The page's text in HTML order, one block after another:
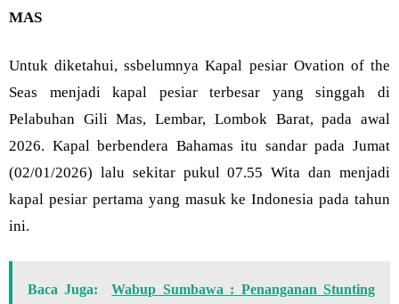
MAS
Untuk diketahui, ssbelumnya Kapal pesiar Ovation of the
Seas menjadi kapal pesiar terbesar yang singgah di
Pelabuhan Gili Mas, Lembar, Lombok Barat, pada awal
2026. Kapal berbendera Bahamas itu sandar pada Jumat
(02/01/2026) lalu sekitar pukul 07.55 Wita dan menjadi
kapal pesiar pertama yang masuk ke Indonesia pada tahun
ini.
Baca Juga: Wabup Sumbawa : Penanganan Stunting